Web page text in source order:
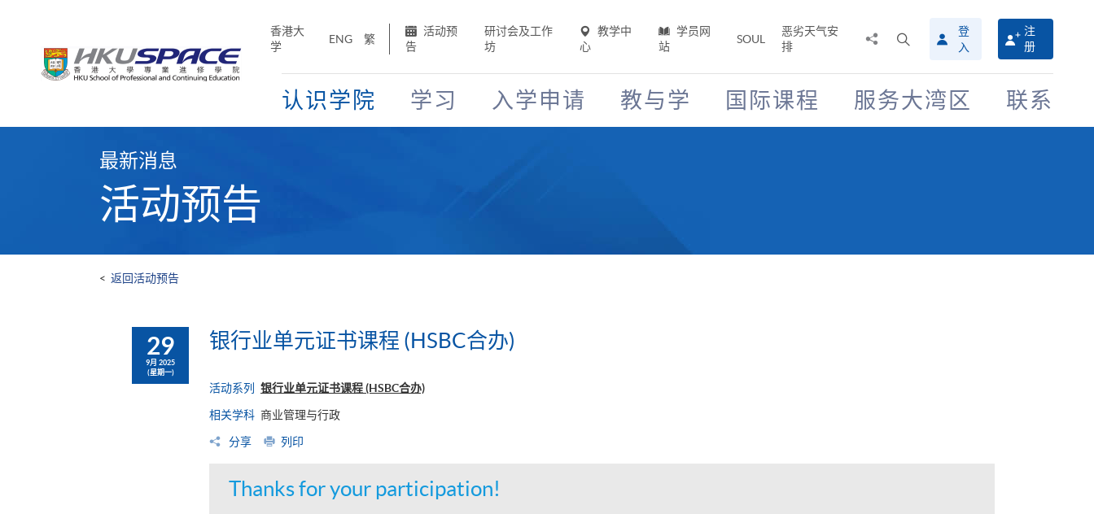
香港大
学
ENG 繁
活动预
告
研讨会及工作
坊
教学中
心
学员网
站
SOUL
恶劣天气安
排
搜
寻
介
面
登
入
注
册
认识学院 学习 入学申请 教与学 国际课程 服务大湾区 联系
最新消息
活动预告
< 返回活动预告
29
9月 2025
(星期一)
银行业单元证书课程 (HSBC合办)
活动系列 银行业单元证书课程 (HSBC合办)
相关学科 商业管理与行政
分享 列印
Thanks for your participation!